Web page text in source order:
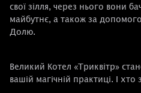
свої зілля, через нього вони
майбутнє, а також за
Долю.
Великий Котел «Триквітр»
вашій магічній практиці. І